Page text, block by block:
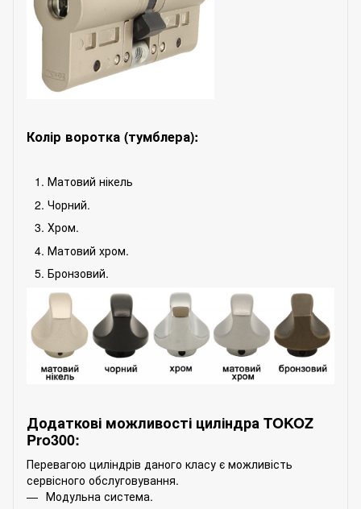
Колір воротка (тумблера):
Матовий нікель
Чорний.
Хром.
Матовий хром.
Бронзовий.
Додаткові можливості циліндра TOKOZ
Pro300:
Перевагою циліндрів даного класу є можливість
сервісного обслуговування.
Модульна система.